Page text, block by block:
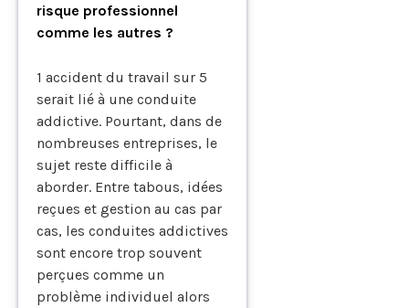
risque professionnel
comme les autres ?
1 accident du travail sur 5
serait lié à une conduite
addictive. Pourtant, dans de
nombreuses entreprises, le
sujet reste difficile à
aborder. Entre tabous, idées
reçues et gestion au cas par
cas, les conduites addictives
sont encore trop souvent
perçues comme un
problème individuel alors